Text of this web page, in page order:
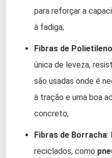
para reforçar a
à fadiga;
Fibras de Polietileno
única de leveza,
são usadas onde é
à tração e uma boa
concreto;
Fibras de Borracha:
reciclados, como